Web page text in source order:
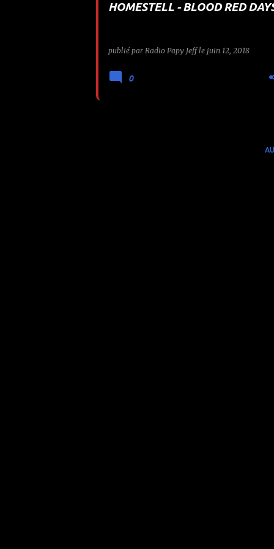
HOMESTELL - BLOOD RED
publié par Radio Papy Jeff le juin 12, 2018
0